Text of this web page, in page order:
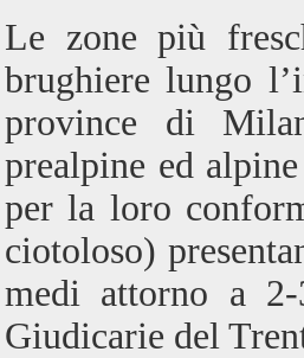
Le zone più
brughiere lungo
province di
prealpine ed
per la loro
ciotoloso)
medi attorno a
Giudicarie del